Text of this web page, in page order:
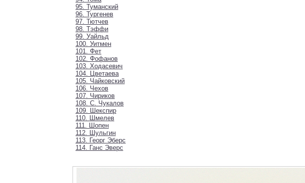
95. Туманский
96. Тургенев
97. Тютчев
98. Тэффи
99. Уайльд
100. Уитмен
101. Фет
102. Фофанов
103. Ходасевич
104. Цветаева
105. Чайковский
106. Чехов
107. Чириков
108. С. Чукалов
109. Шекспир
110. Шмелев
111. Шопен
112. Шульгин
113. Георг Эберс
114. Ганс Эверс